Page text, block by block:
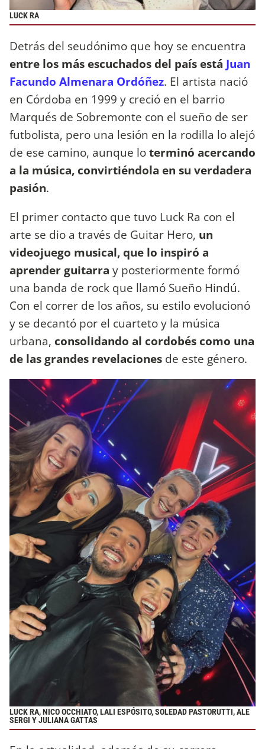
LUCK RA
Detrás del seudónimo que hoy se encuentra
entre los más escuchados del país está Juan
Facundo Almenara Ordóñez. El artista nació
en Córdoba en 1999 y creció en el barrio
Marqués de Sobremonte con el sueño de ser
futbolista, pero una lesión en la rodilla lo alejó
de ese camino, aunque loterminó acercando
a la música, convirtiéndola en su verdadera
pasión.
El primer contacto que tuvo Luck Ra con el
arte se dio a través de Guitar Hero, un
videojuego musical, que lo inspiró a
aprender guitarra y posteriormente formó
una banda de rock que llamó Sueño Hindú.
Con el correr de los años, su estilo evolucionó
y se decantó por el cuarteto y la música
urbana, consolidando al cordobés como una
de las grandes revelaciones de este género.
LUCK RA, NICO OCCHIATO, LALI ESPÓSITO, SOLEDAD PASTORUTTI, ALE
SERGI Y JULIANA GATTAS